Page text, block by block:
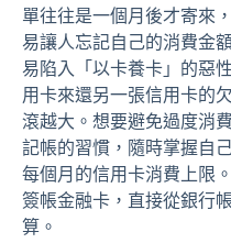
單往往是一個月後才寄來
易讓人忘記自己的消費金
易陷入「以卡養卡」的惡
用卡來還另一張信用卡的
滾越大。想要避免過度消
記帳的習慣，隨時掌握自
每個月的信用卡消費上限
簽帳金融卡，直接從銀行
算。